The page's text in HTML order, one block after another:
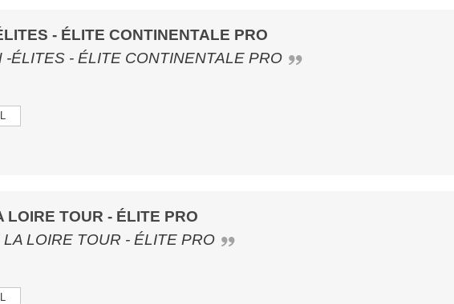
- ÉLITE CONTINENTALE PRO
-ÉLITES - ÉLITE CONTINENTALE PRO
LOIRE TOUR - ÉLITE PRO
LA LOIRE TOUR - ÉLITE PRO